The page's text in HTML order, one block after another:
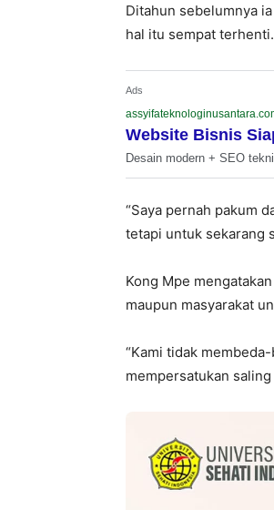
Ditahun sebelumnya
hal itu sempat terhenti.
Ads
Website Bisnis
Desain modern + SEO
“Saya pernah pakum
tetapi untuk sekarang
Kong Mpe
maupun masyarakat
“Kami tidak
mempersatukan